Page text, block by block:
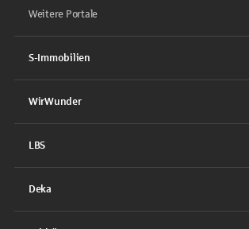
Weitere Portale
S-Immobilien
WirWunder
LBS
Deka